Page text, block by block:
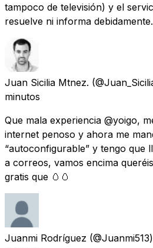
tampoco de televisión) y el
resuelve ni informa
Juan Sicilia Mtnez.
minutos
Que mala experiencia @yoigo,
internet penoso y ahora me
“autoconfigurable” y tengo que
a correos, vamos encima
gratis que 🥚🥚
Juanmi Rodríguez